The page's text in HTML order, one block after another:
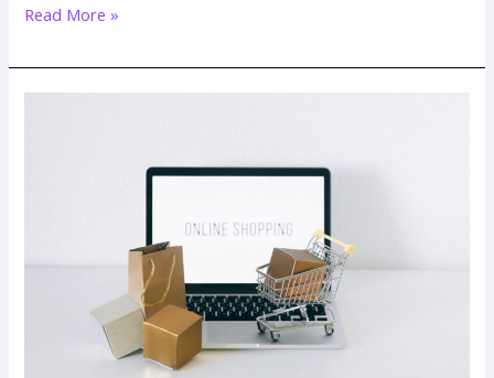
Read More »